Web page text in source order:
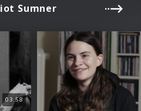
Sumner
03:58